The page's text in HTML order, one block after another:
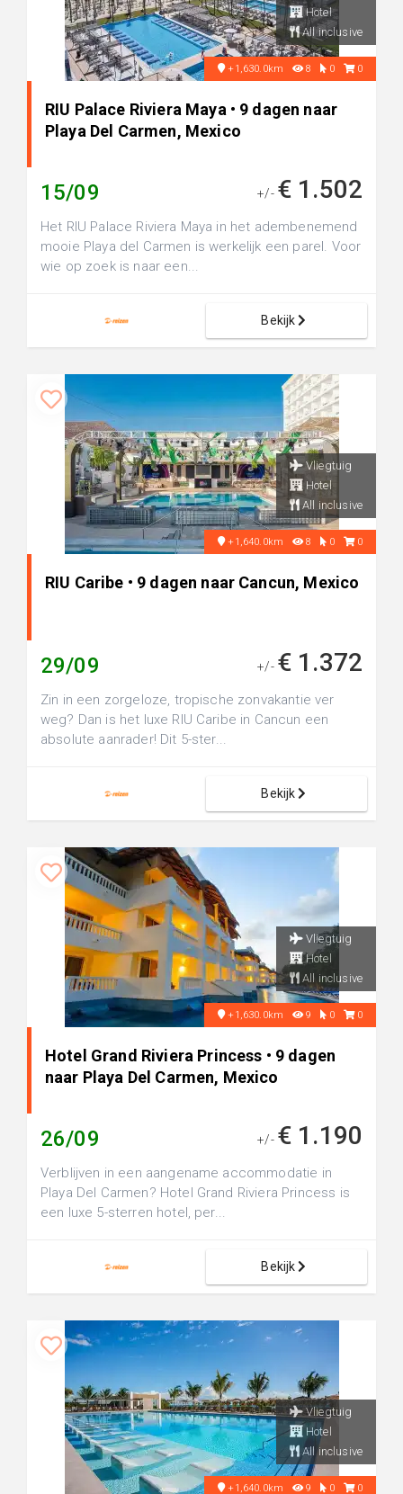
Hotel
All inclusive
+1,630.0km 8 0 0
RIU Palace Riviera Maya • 9 dagen naar
Playa Del Carmen, Mexico
15/09 +/- € 1.502
Het RIU Palace Riviera Maya in het adembenemend
mooie Playa del Carmen is werkelijk een parel. Voor
wie op zoek is naar een...
Bekijk
Vliegtuig
Hotel
All inclusive
+1,640.0km 8 0 0
RIU Caribe • 9 dagen naar Cancun, Mexico
29/09 +/- € 1.372
Zin in een zorgeloze, tropische zonvakantie ver
weg? Dan is het luxe RIU Caribe in Cancun een
absolute aanrader! Dit 5-ster...
Bekijk
Vliegtuig
Hotel
All inclusive
+1,630.0km 9 0 0
Hotel Grand Riviera Princess • 9 dagen
naar Playa Del Carmen, Mexico
26/09 +/- € 1.190
Verblijven in een aangename accommodatie in
Playa Del Carmen? Hotel Grand Riviera Princess is
een luxe 5-sterren hotel, per...
Bekijk
Vliegtuig
Hotel
All inclusive
+1,640.0km 9 0 0